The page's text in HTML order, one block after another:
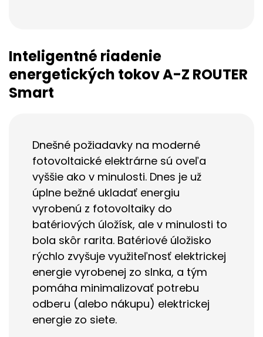
Inteligentné riadenie
energetických tokov A-Z ROUTER
Smart
Dnešné požiadavky na moderné
fotovoltaické elektrárne sú oveľa
vyššie ako v minulosti. Dnes je už
úplne bežné ukladať energiu
vyrobenú z fotovoltaiky do
batériových úložísk, ale v minulosti to
bola skôr rarita. Batériové úložisko
rýchlo zvyšuje využiteľnosť elektrickej
energie vyrobenej zo slnka, a tým
pomáha minimalizovať potrebu
odberu (alebo nákupu) elektrickej
energie zo siete.